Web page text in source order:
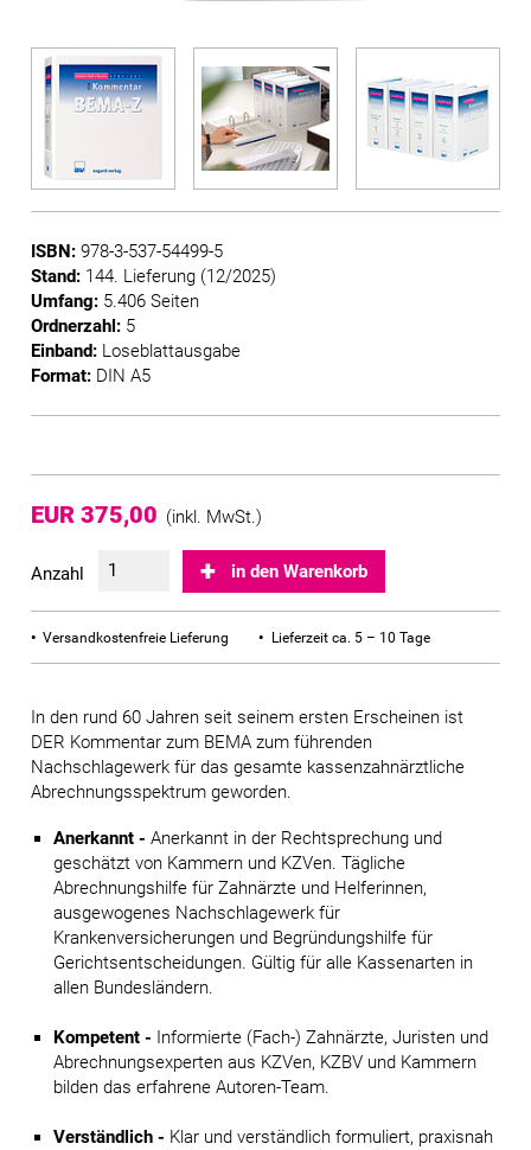
ISBN: 978-3-537-54499-5
Stand: 144. Lieferung (12/2025)
Umfang: 5.406 Seiten
Ordnerzahl: 5
Einband: Loseblattausgabe
Format: DIN A5
EUR 375,00 (inkl. MwSt.)
Anzahl in den Warenkorb
Versandkostenfreie Lieferung Lieferzeit ca. 5 – 10 Tage
In den rund 60 Jahren seit seinem ersten Erscheinen ist
DER Kommentar zum BEMA zum führenden
Nachschlagewerk für das gesamte kassenzahnärztliche
Abrechnungsspektrum geworden.
Anerkannt - Anerkannt in der Rechtsprechung und
geschätzt von Kammern und KZVen. Tägliche
Abrechnungshilfe für Zahnärzte und Helferinnen,
ausgewogenes Nachschlagewerk für
Krankenversicherungen und Begründungshilfe für
Gerichtsentscheidungen. Gültig für alle Kassenarten in
allen Bundesländern.
Kompetent - Informierte (Fach-) Zahnärzte, Juristen und
Abrechnungsexperten aus KZVen, KZBV und Kammern
bilden das erfahrene Autoren-Team.
Verständlich - Klar und verständlich formuliert, praxisnah